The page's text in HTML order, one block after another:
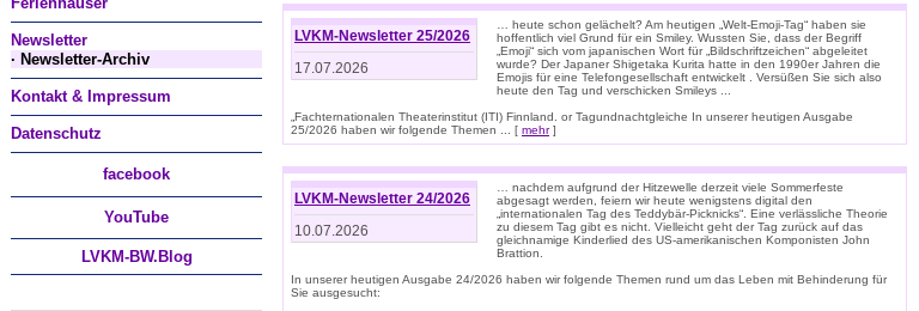
Newsletter
· Newsletter-Archiv
Kontakt & Impressum
Datenschutz
facebook
YouTube
LVKM-BW.Blog
LVKM-Newsletter 25/2026
17.07.2026
… heute schon gelächelt? Am heutigen „Welt-Emoji-Tag“ haben sie
hoffentlich viel Grund für ein Smiley. Wussten Sie, dass der Begriff
„Emoji“ sich vom japanischen Wort für „Bildschriftzeichen“ abgeleitet
wurde? Der Japaner Shigetaka Kurita hatte in den 1990er Jahren die
Emojis für eine Telefongesellschaft entwickelt . Versüßen Sie sich also
heute den Tag und verschicken Smileys ...
„Fachternationalen Theaterinstitut (ITI) Finnland. or Tagundnachtgleiche In unserer heutigen Ausgabe
25/2026 haben wir folgende Themen ... [ mehr]
LVKM-Newsletter 24/2026
10.07.2026
… nachdem aufgrund der Hitzewelle derzeit viele Sommerfeste
abgesagt werden, feiern wir heute wenigstens digital den
„internationalen Tag des Teddybär-Picknicks“. Eine verlässliche Theorie
zu diesem Tag gibt es nicht. Vielleicht geht der Tag zurück auf das
gleichnamige Kinderlied des US-amerikanischen Komponisten John
Brattion.
In unserer heutigen Ausgabe 24/2026 haben wir folgende Themen rund um das Leben mit Behinderung für
Sie ausgesucht: